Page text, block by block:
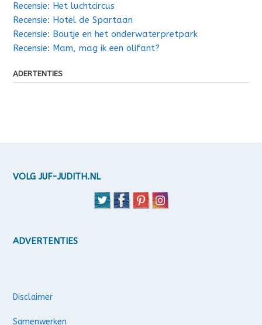
Recensie: Het luchtcircus
Recensie: Hotel de Spartaan
Recensie: Boutje en het onderwaterpretpark
Recensie: Mam, mag ik een olifant?
ADERTENTIES
VOLG JUF-JUDITH.NL
ADVERTENTIES
Disclaimer
Samenwerken